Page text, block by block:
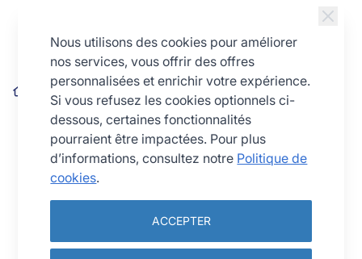
Presse-citron 1⁄2 rondelle (à l'unité)
Nous utilisons des cookies pour améliorer
nos services, vous offrir des offres
personnalisées et enrichir votre expérience.
Si vous refusez les cookies optionnels ci-
dessous, certaines fonctionnalités
pourraient être impactées. Pour plus
d’informations, consultez notre Politique de
cookies.
ACCEPTER